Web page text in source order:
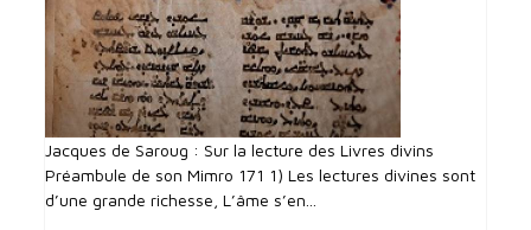
Jacques de Saroug : Sur la lecture des Livres divins
Préambule de son Mimro 171 1) Les lectures divines sont
d’une grande richesse, L’âme s’en...